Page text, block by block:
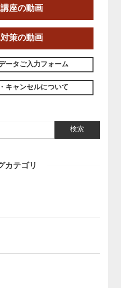
実践的四柱立命学（四
11
は終了しました。
座の動画
策の動画
ータご入力フォーム
キャンセルについて
検索:
カテゴリ